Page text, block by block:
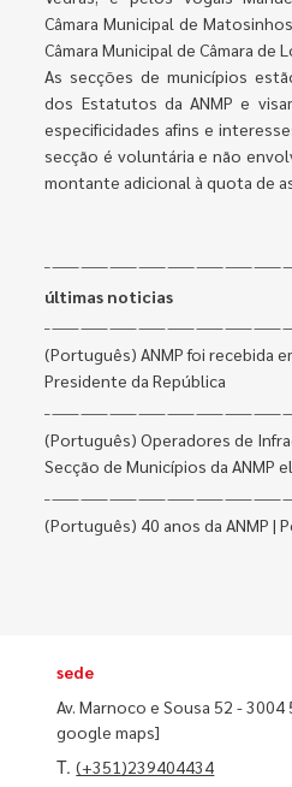
Câmara Municipal de
Câmara Municipal de Câmara de
As secções de municípios
dos Estatutos da ANMP e
especificidades afins e
secção é voluntária e não
montante adicional à quota de
últimas noticias
(Português) ANMP foi recebida
Presidente da República
(Português) Operadores de
Secção de Municípios da ANMP
(Português) 40 anos da ANMP |
sede
Av. Marnoco e Sousa 52 -
google maps]
T.(+351)239404434